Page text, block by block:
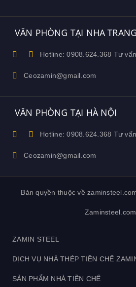
VĂN PHÒNG TẠI NHA TRANG
Hotline: 0908.624.368 Tư
Ceozamin@gmail.com
VĂN PHÒNG TẠI HÀ NỘI
Hotline: 0908.624.368 Tư
Ceozamin@gmail.com
Bản quyền thuộc về
Zaminsteel.com
ZAMIN STEEL
DỊCH VỤ NHÀ THÉP TIỀN CHẾ
SẢN PHẨM NHÀ TIỀN CHẾ